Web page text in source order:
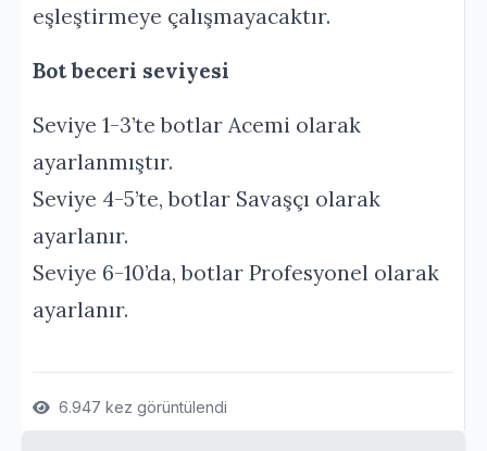
eşleştirmeye çalışmayacaktır.
Bot beceri seviyesi
Seviye 1-3’te botlar Acemi olarak
ayarlanmıştır.
Seviye 4-5’te, botlar Savaşçı olarak
ayarlanır.
Seviye 6-10’da, botlar Profesyonel olarak
ayarlanır.
6.947 kez görüntülendi